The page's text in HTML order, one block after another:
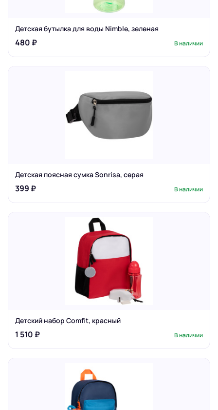
Детская бутылка для воды Nimble, зеленая
480 ₽ В наличии
Детская поясная сумка Sonrisa, серая
399 ₽ В наличии
Детский набор Comfit, красный
1 510 ₽ В наличии